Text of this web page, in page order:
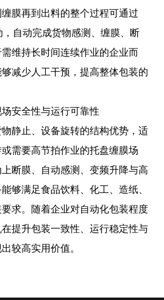
膜再到出料的整个过程可通过
自动完成货物感测、缠膜、断
维持长时间连续作业的企业而
减少人工干预，提高整体包装的
安全性与运行可靠性
静止、设备旋转的结构优势，适
需要高节拍作业的托盘缠膜场
断膜、自动感测、变频升降与高
够满足食品饮料、化工、造纸、
求。随着企业对自动化包装程度
提升包装一致性、运行稳定性与
较高实用价值。